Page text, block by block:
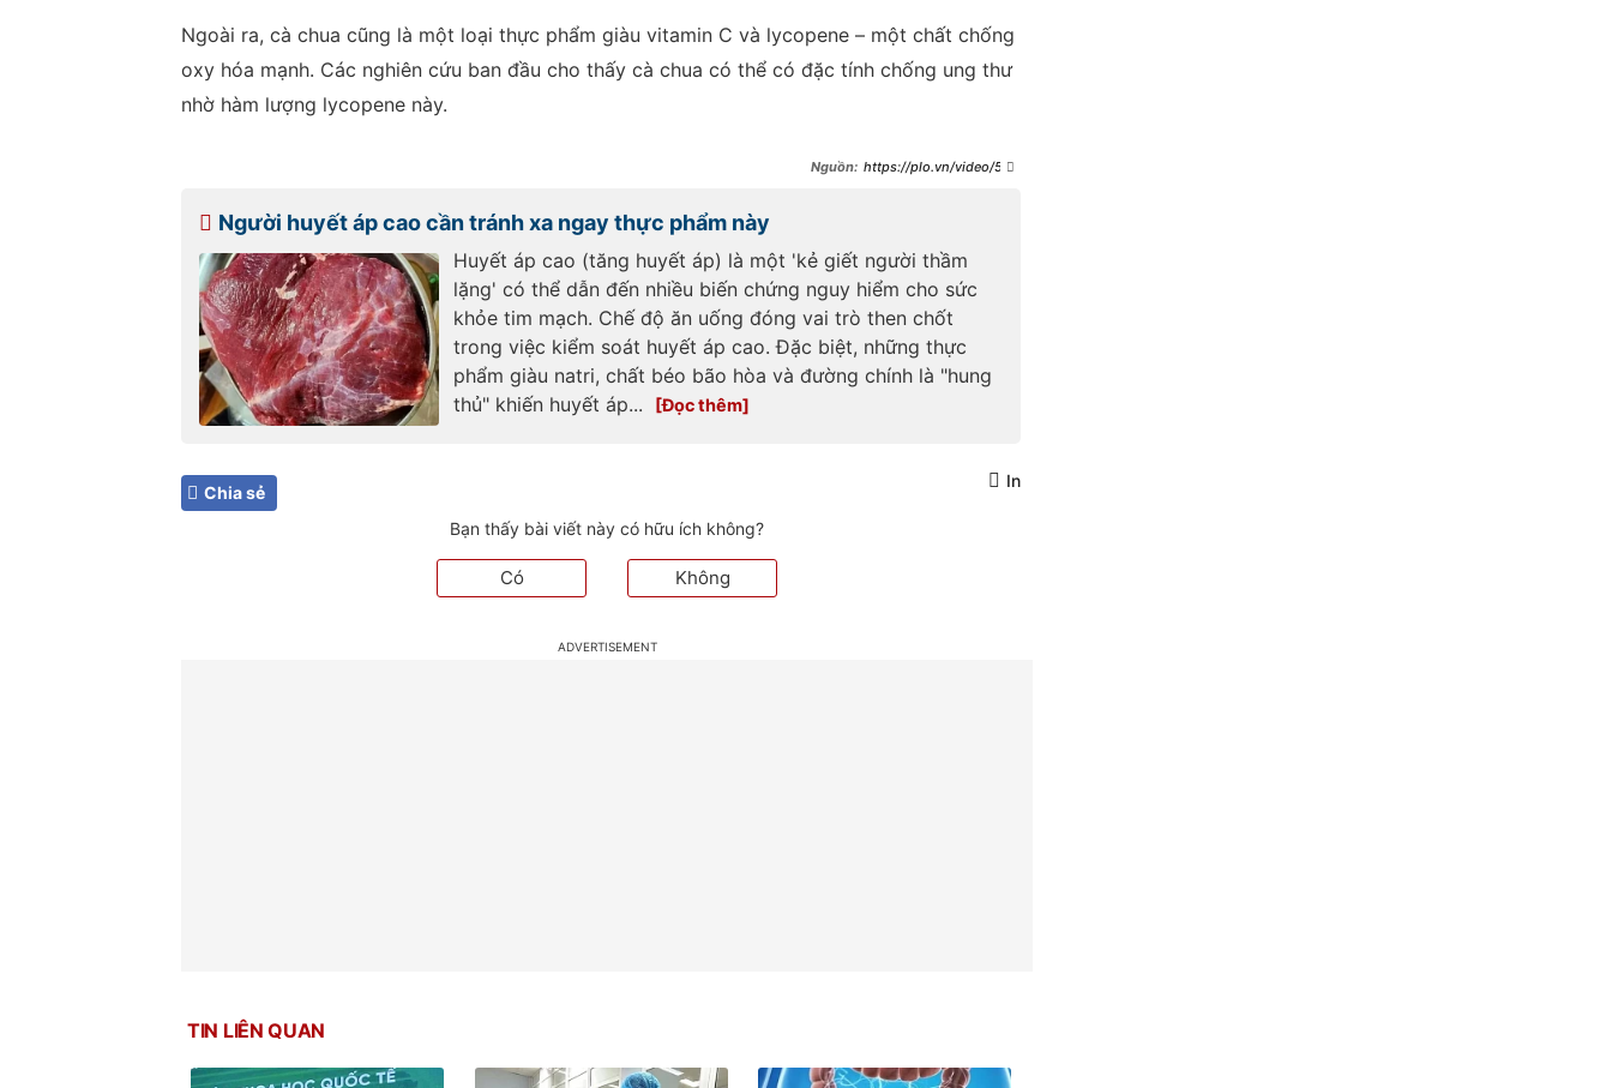
Ngoài ra, cà chua cũng là một loại thực phẩm giàu vitamin C và lycopene – một chất chống
oxy hóa mạnh. Các nghiên cứu ban đầu cho thấy cà chua có thể có đặc tính chống ung thư
nhờ hàm lượng lycopene này.
https://plo.vn/video/5-
Người huyết áp cao cần tránh xa ngay thực phẩm này
Huyết áp cao (tăng huyết áp) là một 'kẻ giết người thầm
lặng' có thể dẫn đến nhiều biến chứng nguy hiểm cho sức
khỏe tim mạch. Chế độ ăn uống đóng vai trò then chốt
trong việc kiểm soát huyết áp cao. Đặc biệt, những thực
phẩm giàu natri, chất béo bão hòa và đường chính là "hung
thủ" khiến huyết áp...
In
Chia sẻ
Bạn thấy bài viết này có hữu ích không?
Có Không
TIN LIÊN QUAN